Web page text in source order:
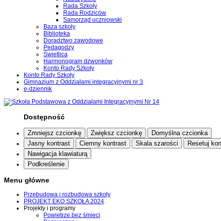
Rada Szkoły
Rada Rodziców
Samorząd uczniowski
Baza szkoły
Biblioteka
Doradztwo zawodowe
Pedagodzy
Świetlica
Harmonogram dzwonków
Konto Rady Szkoły
Konto Rady Szkoły
Gimnazjum z Oddziałami integracyjnymi nr 3
e-dziennik
Dostępność
Zmniejsz czcionkę Zwiększ czcionkę
Domyślna czcionka
Jasny kontrast
Ciemny kontrast Skala szarości
Resetuj
Nawigacja klawiaturą
Podkreślenie
Menu główne
Przebudowa i rozbudowa szkoły
PROJEKT EKO SZKOŁA 2024
Projekty i programy
Powietrze bez śmieci